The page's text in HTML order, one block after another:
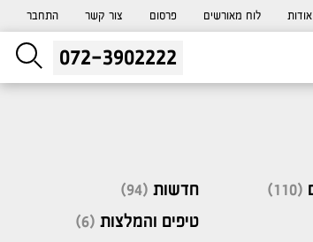
אודות לוח מאורשים פרסום צור קשר התחבר
ליעוץ חינם
והזמנת כרטיס שמחות
072-3902222
(110)
חדשות (94)
טיפים והמלצות (6)